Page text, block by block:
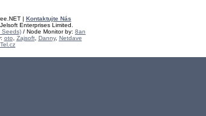
| Kontaktujte Nás
Enterprises Limited.
Seeds) / Node Monitor by: 8an
oto Zajsoft, Danny, Netdave